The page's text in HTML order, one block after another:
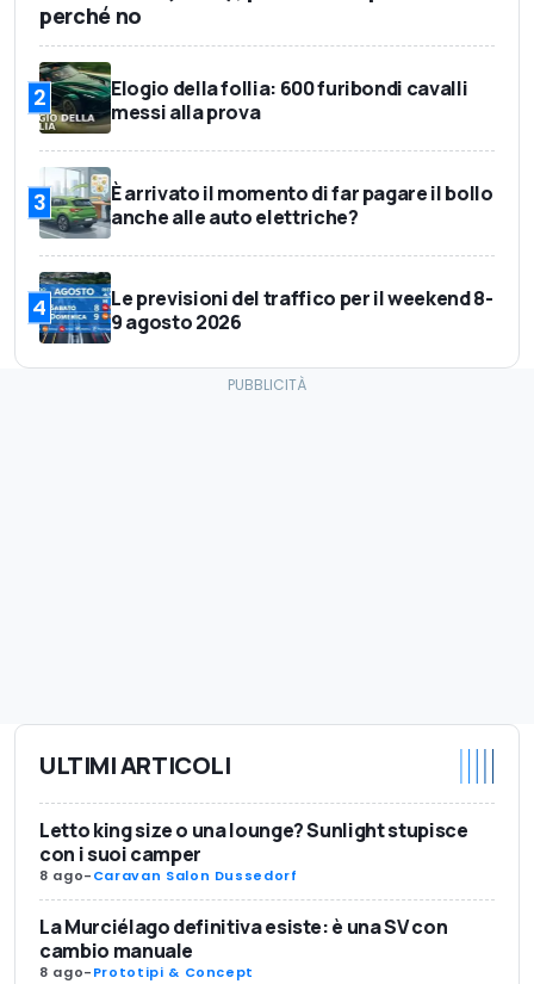
perché no
2
Elogio della follia: 600 furibondi cavalli
messi alla prova
3
È arrivato il momento di far pagare il bollo
anche alle auto elettriche?
4
Le previsioni del traffico per il weekend 8-
9 agosto 2026
ULTIMI ARTICOLI
Letto king size o una lounge? Sunlight stupisce
con i suoi camper
8 ago-Caravan Salon Dussedorf
La Murciélago definitiva esiste: è una SV con
cambio manuale
8 ago-Prototipi & Concept